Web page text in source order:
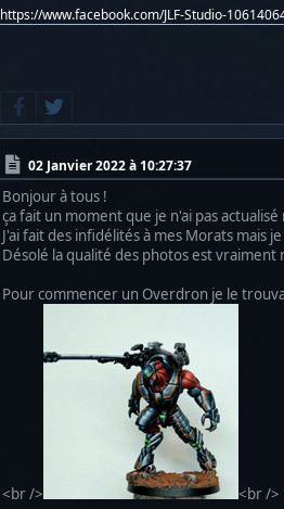
https://www.facebook.com/JLF-Studio-
02 Janvier 2022 à 10:27:37
Bonjour à tous !
ça fait un moment que je n'ai pas
J'ai fait des infidélités à mes Morats mais
Désolé la qualité des photos est vraiment
Pour commencer un Overdron je le
<br />
<br />